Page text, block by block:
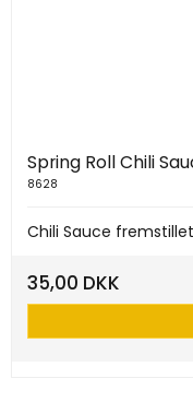
Spring Roll Chili
8628
Chili Sauce
35,00 DKK